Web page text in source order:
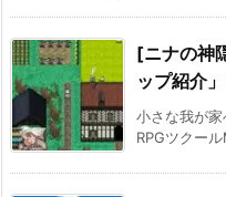
[ニナの神
ップ紹介
小さな我が
RPGツクー